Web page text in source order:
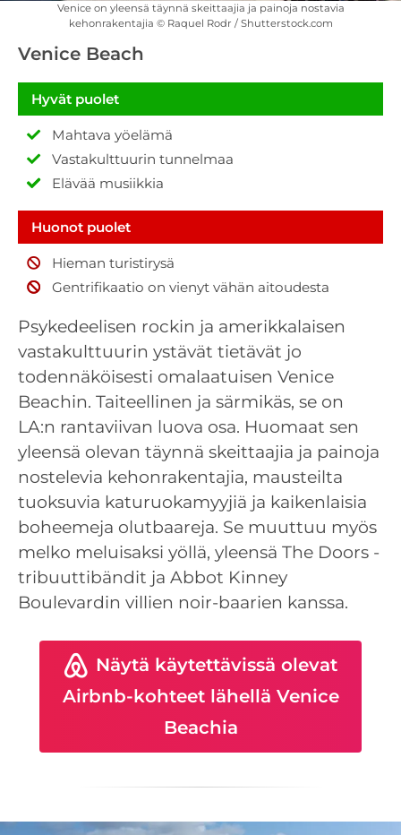
Venice on yleensä täynnä skeittaajia ja painoja nostavia
kehonrakentajia © Raquel Rodr / Shutterstock.com
Venice Beach
Hyvät puolet
Mahtava yöelämä
Vastakulttuurin tunnelmaa
Elävää musiikkia
Huonot puolet
Hieman turistirysä
Gentrifikaatio on vienyt vähän aitoudesta
Psykedeelisen rockin ja amerikkalaisen
vastakulttuurin ystävät tietävät jo
todennäköisesti omalaatuisen Venice
Beachin. Taiteellinen ja särmikäs, se on
LA:n rantaviivan luova osa. Huomaat sen
yleensä olevan täynnä skeittaajia ja painoja
nostelevia kehonrakentajia, mausteilta
tuoksuvia katuruokamyyjiä ja kaikenlaisia
boheemeja olutbaareja. Se muuttuu myös
melko meluisaksi yöllä, yleensä The Doors -
tribuuttibändit ja Abbot Kinney
Boulevardin villien noir-baarien kanssa.
Näytä käytettävissä olevat
Airbnb-kohteet lähellä Venice
Beachia